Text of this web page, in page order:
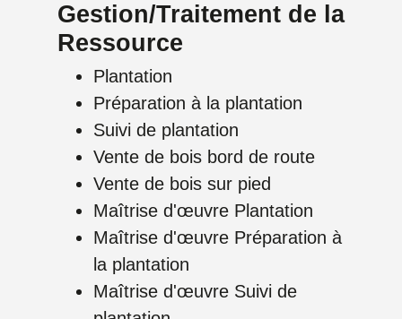
Gestion/Traitement de la
Ressource
Plantation
Préparation à la plantation
Suivi de plantation
Vente de bois bord de route
Vente de bois sur pied
Maîtrise d'œuvre Plantation
Maîtrise d'œuvre Préparation à
la plantation
Maîtrise d'œuvre Suivi de